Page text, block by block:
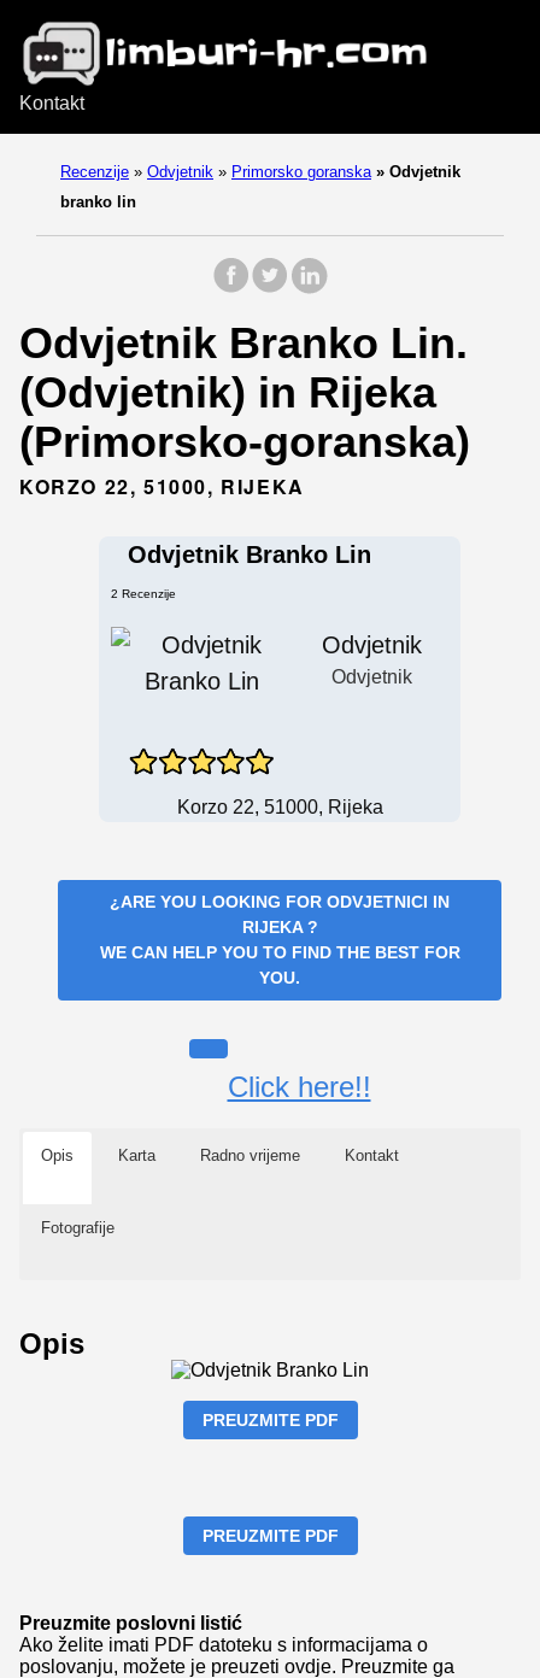
Kontakt
Recenzije » Odvjetnik » Primorsko goranska » Odvjetnik
branko lin
Odvjetnik Branko Lin.
(Odvjetnik) in Rijeka
(Primorsko-goranska)
KORZO 22, 51000, RIJEKA
Odvjetnik Branko Lin
2 Recenzije
Odvjetnik
Odvjetnik
Korzo 22, 51000, Rijeka
¿ARE YOU LOOKING FOR ODVJETNICI IN
RIJEKA?
WE CAN HELP YOU TO FIND THE BEST FOR
YOU.
Click here!!
Opis Karta Radno vrijeme Kontakt
Fotografije
Opis
PREUZMITE PDF
PREUZMITE PDF
Preuzmite poslovni listić
Ako želite imati PDF datoteku s informacijama o
poslovanju, možete je preuzeti ovdje. Preuzmite ga